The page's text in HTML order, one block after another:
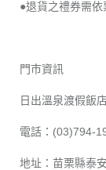
●退貨之禮券需依
門市資訊
日出溫泉渡假飯
電話：(03)794-
地址：苗栗縣泰